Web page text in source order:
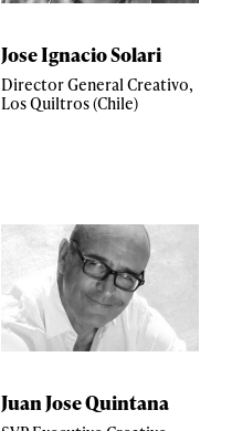
Jose Ignacio Solari
Director General Creativo,
Los Quiltros (Chile)
Juan Jose Quintana